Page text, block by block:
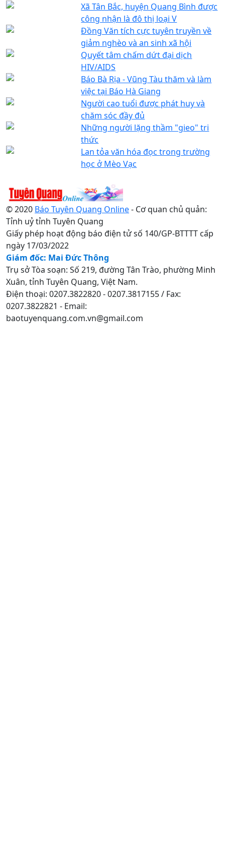
Xã Tân Bắc, huyện Quang Bình được
công nhận là đô thị loại V
Đồng Văn tích cực tuyên truyền về
giảm nghèo và an sinh xã hội
Quyết tâm chấm dứt đại dịch
HIV/AIDS
Báo Bà Rịa - Vũng Tàu thăm và làm
việc tại Báo Hà Giang
Người cao tuổi được phát huy và
chăm sóc đầy đủ
Những người lặng thầm "gieo" tri
thức
Lan tỏa văn hóa đọc trong trường
học ở Mèo Vạc
© 2020 Báo Tuyên Quang Online- Cơ quan chủ quản:
Tỉnh uỷ tỉnh Tuyên Quang
Giấy phép hoạt động báo điện tử số 140/GP-BTTTT cấp
ngày 17/03/2022
Giám đốc: Mai Đức Thông
Trụ sở Tòa soạn: Số 219, đường Tân Trào, phường Minh
Xuân, tỉnh Tuyên Quang, Việt Nam.
Điện thoại: 0207.3822820 - 0207.3817155 / Fax:
0207.3822821 - Email:
baotuyenquang.com.vn@gmail.com